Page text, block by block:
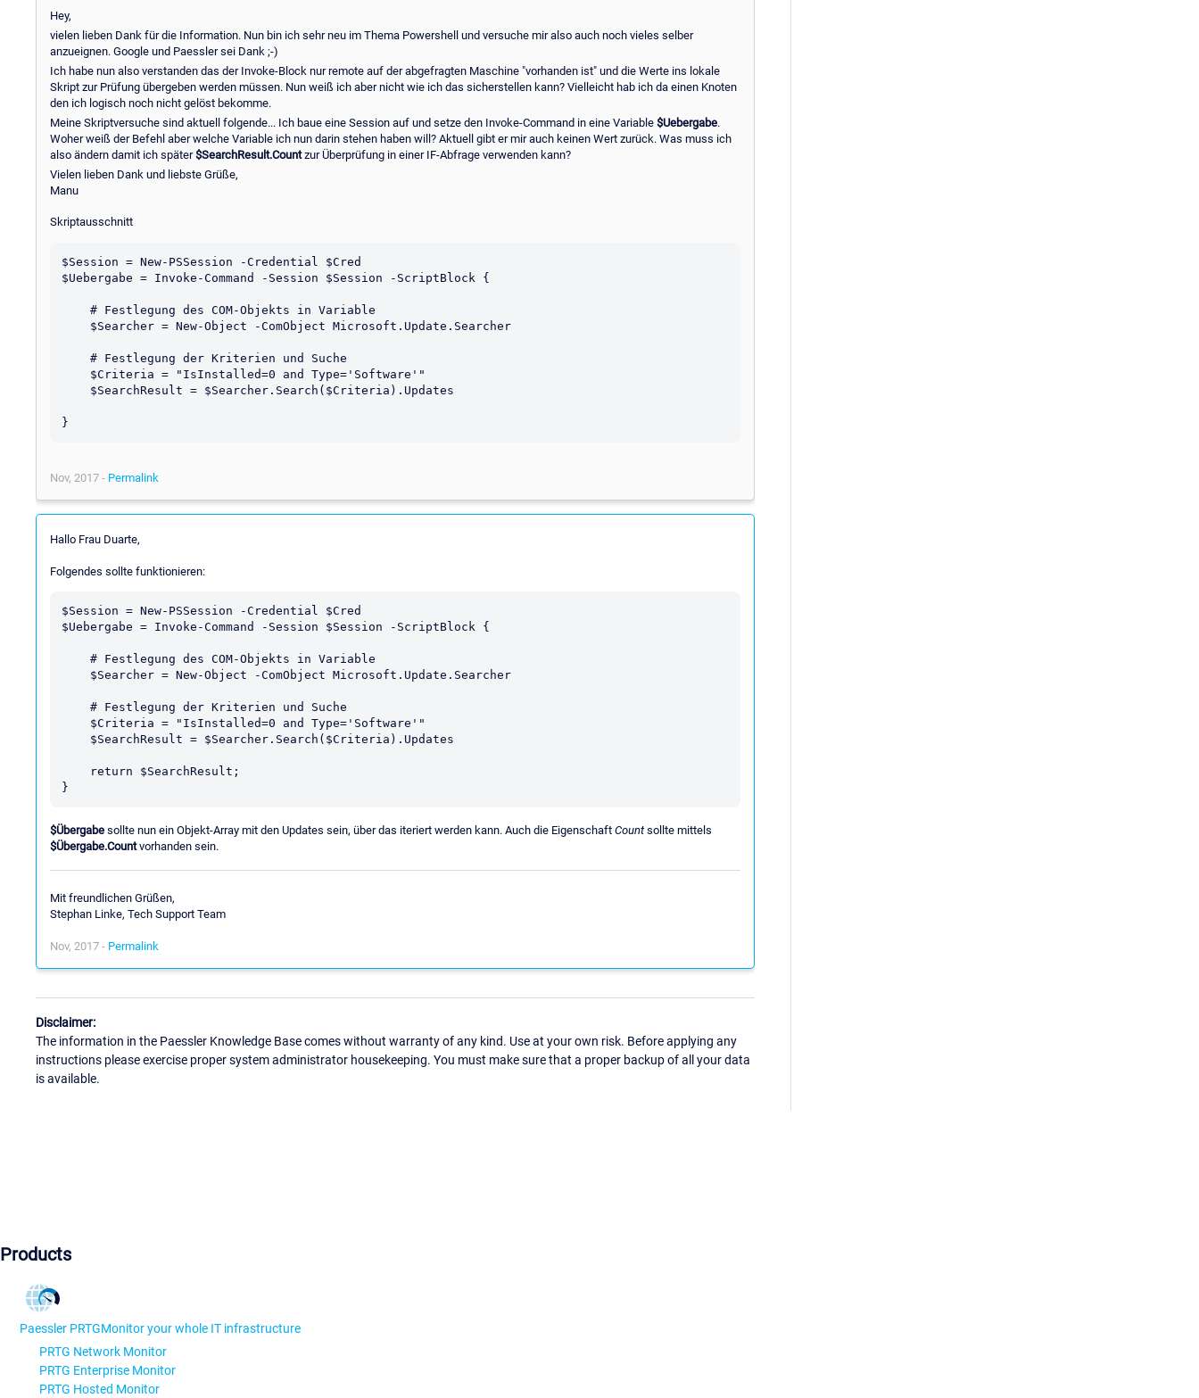
Hey,
vielen lieben Dank für die Information. Nun bin ich sehr neu im Thema Powershell und versuche mir also auch noch vieles selber
anzueignen. Google und Paessler sei Dank ;-)
Ich habe nun also verstanden das der Invoke-Block nur remote auf der abgefragten Maschine "vorhanden ist" und die Werte ins lokale
Skript zur Prüfung übergeben werden müssen. Nun weiß ich aber nicht wie ich das sicherstellen kann? Vielleicht hab ich da einen Knoten
den ich logisch noch nicht gelöst bekomme.
Meine Skriptversuche sind aktuell folgende... Ich baue eine Session auf und setze den Invoke-Command in eine Variable $Uebergabe.
Woher weiß der Befehl aber welche Variable ich nun darin stehen haben will? Aktuell gibt er mir auch keinen Wert zurück. Was muss ich
also ändern damit ich später$SearchResult.Countzur Überprüfung in einer IF-Abfrage verwenden kann?
Vielen lieben Dank und liebste Grüße,
Manu
Skriptausschnitt
$Session = New-PSSession -Credential $Cred
$Uebergabe = Invoke-Command -Session $Session -ScriptBlock {
Nov, 2017 - Permalink
Hallo Frau Duarte,
Folgendes sollte funktionieren:
$Session = New-PSSession -Credential $Cred
$Uebergabe = Invoke-Command -Session $Session -ScriptBlock {
$Übergabe sollte nun ein Objekt-Array mit den Updates sein, über das iteriert werden kann. Auch die Eigenschaft Countsollte mittels
$Übergabe.Countvorhanden sein.
Mit freundlichen Grüßen,
Stephan Linke, Tech Support Team
Nov, 2017 - Permalink
Disclaimer:
The information in the Paessler Knowledge Base comes without warranty of any kind. Use at your own risk. Before applying any
instructions please exercise proper system administrator housekeeping. You must make sure that a proper backup of all your data
is available.
Products
Paessler PRTGMonitor your whole IT infrastructure
PRTG Network Monitor
PRTG Enterprise Monitor
PRTG Hosted Monitor